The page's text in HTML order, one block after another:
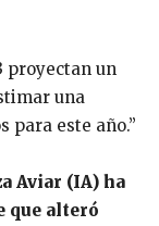
proyectan un
una
para este año.”
Aviar (IA) ha
que alteró